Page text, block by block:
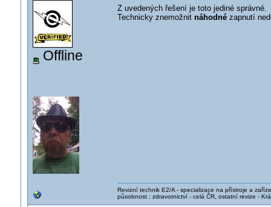
Offline
Z uvedených řešení je toto jediné správné.
Technicky znemožnit náhodné zapnutí
Revizní technik E2/A - specializace na přístroje a
působnost : zdravotnictví - celá ČR, ostatní revize -